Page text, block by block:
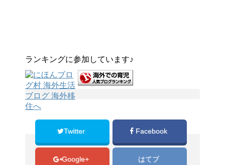
ランキングに参加しています♪
Twitter Facebook
Google+ はてブ